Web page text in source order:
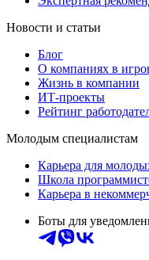
Новости и статьи
Блог
О компаниях в
Жизнь в компании
ИТ-проекты
Рейтинг
Молодым специалистам
Карьера для
Школа
Карьера в
Боты для